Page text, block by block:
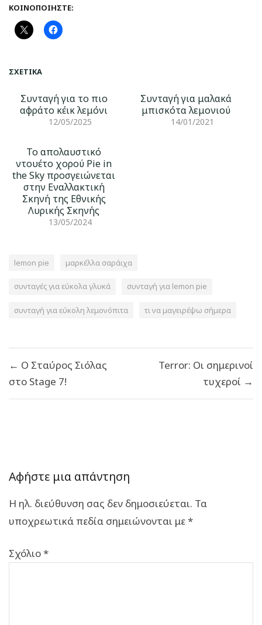
ΚΟΙΝΟΠΟΙΉΣΤΕ:
ΣΧΕΤΙΚΆ
Συνταγή για το πιο
αφράτο κέικ λεμόνι
12/05/2025
Συνταγή για μαλακά
μπισκότα λεμονιού
14/01/2021
Το απολαυστικό
ντουέτο χορού Pie in
the Sky προσγειώνεται
στην Εναλλακτική
Σκηνή της Εθνικής
Λυρικής Σκηνής
13/05/2024
lemon pie μαρκέλλα σαράιχα
συνταγές για εύκολα γλυκά συνταγή για lemon pie
συνταγή για εύκολη λεμονόπιτα τι να μαγειρέψω σήμερα
άρθρων
← Ο Σταύρος Σιόλας
στο Stage 7!
Terror: Οι σημερινοί
τυχεροί →
Αφήστε μια απάντηση
Η ηλ. διεύθυνση σας δεν δημοσιεύεται. Τα
υποχρεωτικά πεδία σημειώνονται με*
Σχόλιο*